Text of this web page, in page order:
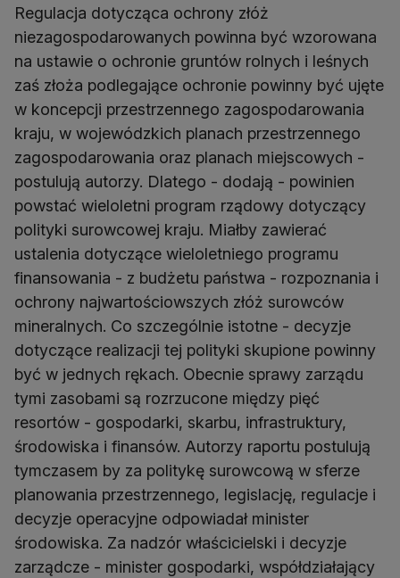
Regulacja dotycząca ochrony złóż
niezagospodarowanych powinna być wzorowana
na ustawie o ochronie gruntów rolnych i leśnych
zaś złoża podlegające ochronie powinny być ujęte
w koncepcji przestrzennego zagospodarowania
kraju, w wojewódzkich planach przestrzennego
zagospodarowania oraz planach miejscowych -
postulują autorzy. Dlatego - dodają - powinien
powstać wieloletni program rządowy dotyczący
polityki surowcowej kraju. Miałby zawierać
ustalenia dotyczące wieloletniego programu
finansowania - z budżetu państwa - rozpoznania i
ochrony najwartościowszych złóż surowców
mineralnych. Co szczególnie istotne - decyzje
dotyczące realizacji tej polityki skupione powinny
być w jednych rękach. Obecnie sprawy zarządu
tymi zasobami są rozrzucone między pięć
resortów - gospodarki, skarbu, infrastruktury,
środowiska i finansów. Autorzy raportu postulują
tymczasem by za politykę surowcową w sferze
planowania przestrzennego, legislację, regulacje i
decyzje operacyjne odpowiadał minister
środowiska. Za nadzór właścicielski i decyzje
zarządcze - minister gospodarki, współdziałający